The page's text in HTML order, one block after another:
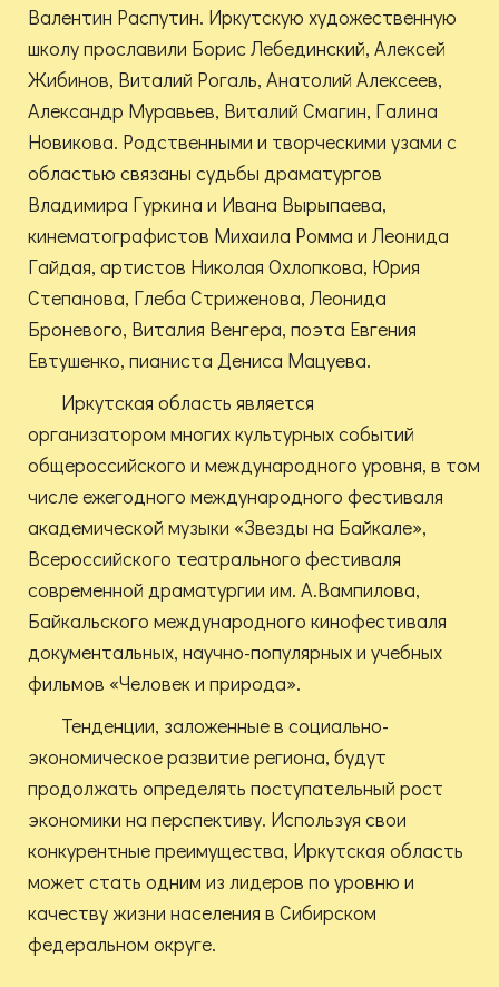
Валентин Распутин. Иркутскую художественную
школу прославили Борис Лебединский, Алексей
Жибинов, Виталий Рогаль, Анатолий Алексеев,
Александр Муравьев, Виталий Смагин, Галина
Новикова. Родственными и творческими узами с
областью связаны судьбы драматургов
Владимира Гуркина и Ивана Вырыпаева,
кинематографистов Михаила Ромма и Леонида
Гайдая, артистов Николая Охлопкова, Юрия
Степанова, Глеба Стриженова, Леонида
Броневого, Виталия Венгера, поэта Евгения
Евтушенко, пианиста Дениса Мацуева.
Иркутская область является
организатором многих культурных событий
общероссийского и международного уровня, в том
числе ежегодного международного фестиваля
академической музыки «Звезды на Байкале»,
Всероссийского театрального фестиваля
современной драматургии им. А.Вампилова,
Байкальского международного кинофестиваля
документальных, научно-популярных и учебных
фильмов «Человек и природа».
Тенденции, заложенные в социально-
экономическое развитие региона, будут
продолжать определять поступательный рост
экономики на перспективу. Используя свои
конкурентные преимущества, Иркутская область
может стать одним из лидеров по уровню и
качеству жизни населения в Сибирском
федеральном округе.